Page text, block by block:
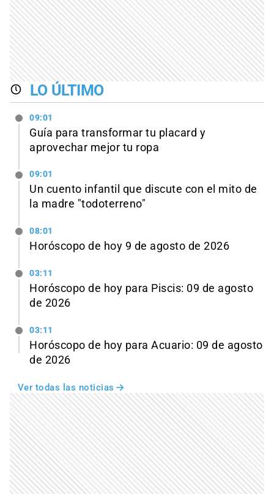
LO ÚLTIMO
09:01
Guía para transformar tu placard y
aprovechar mejor tu ropa
09:01
Un cuento infantil que discute con el mito de
la madre "todoterreno"
08:01
Horóscopo de hoy 9 de agosto de 2026
03:11
Horóscopo de hoy para Piscis: 09 de agosto
de 2026
03:11
Horóscopo de hoy para Acuario: 09 de agosto
de 2026
Ver todas las noticias